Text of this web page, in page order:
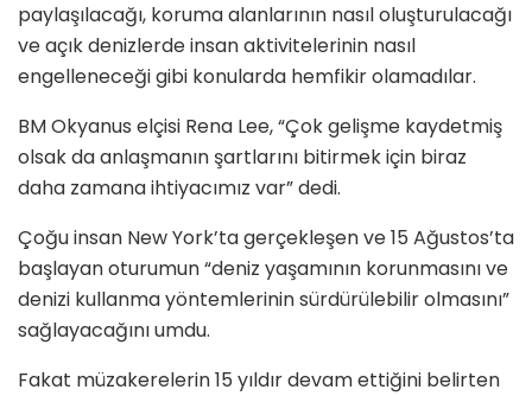
paylaşılacağı, koruma alanlarının nasıl oluşturulacağı
ve açık denizlerde insan aktivitelerinin nasıl
engelleneceği gibi konularda hemfikir olamadılar.
BM Okyanus elçisi Rena Lee, “Çok gelişme kaydetmiş
olsak da anlaşmanın şartlarını bitirmek için biraz
daha zamana ihtiyacımız var” dedi.
Çoğu insan New York’ta gerçekleşen ve 15 Ağustos’ta
başlayan oturumun “deniz yaşamının korunmasını ve
denizi kullanma yöntemlerinin sürdürülebilir olmasını”
sağlayacağını umdu.
Fakat müzakerelerin 15 yıldır devam ettiğini belirten